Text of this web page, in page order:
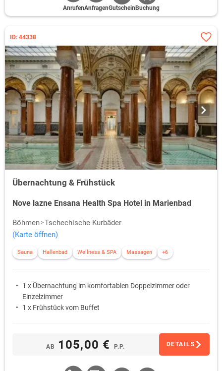
AnrufenAnfragenGutschein Buchung
ID: 44338
Übernachtung & Frühstück
Nove lazne Ensana Health Spa Hotel in Marienbad
Böhmen Tschechische Kurbäder
(Karte öffnen)
Sauna Hallenbad Wellness & SPA Massagen +6
1 x Übernachtung im komfortablen Doppelzimmer oder
Einzelzimmer
1 x Frühstück vom Buffet
AB 105,00 € P.P. DETAILS